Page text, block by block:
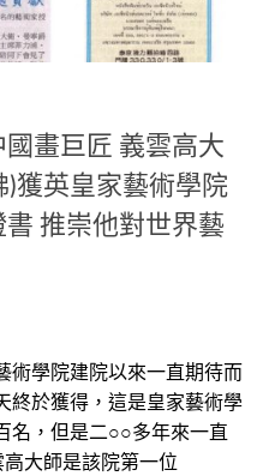
畫巨匠 義雲高大
)獲英皇家藝術學院
推崇他對世界藝
術學院建院以來一直期待而
終於獲得，這是皇家藝術學
名，但是二○○多年來一直
高大師是該院第一位